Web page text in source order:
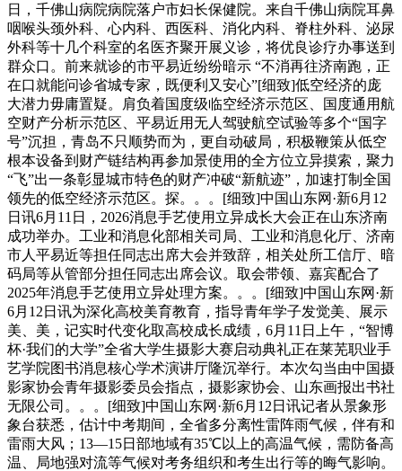
日，千佛山病院病院落户市妇长保健院。来自千佛山病院耳鼻
咽喉头颈外科、心内科、西医科、消化内科、脊柱外科、泌尿
外科等十几个科室的名医齐聚开展义诊，将优良诊疗办事送到
群众口。前来就诊的市平易近纷纷暗示 “不消再往济南跑，正
在口就能问诊省城专家，既便利又安心”[细致]低空经济的庞
大潜力毋庸置疑。肩负着国度级临空经济示范区、国度通用航
空财产分析示范区、平易近用无人驾驶航空试验等多个“国字
号”沉担，青岛不只顺势而为，更自动破局，积极鞭策从低空
根本设备到财产链结构再参加景使用的全方位立异摸索，聚力
“飞”出一条彰显城市特色的财产冲破“新航迹”，加速打制全国
领先的低空经济示范区。探。。。[细致]中国山东网·新6月12
日讯6月11日，2026消息手艺使用立异成长大会正在山东济南
成功举办。工业和消息化部相关司局、工业和消息化厅、济南
市人平易近等担任同志出席大会并致辞，相关处所工信厅、暗
码局等从管部分担任同志出席会议。取会带领、嘉宾配合了
2025年消息手艺使用立异处理方案。。。[细致]中国山东网·新
6月12日讯为深化高校美育教育，指导青年学子发觉美、展示
美、美，记实时代变化取高校成长成绩，6月11日上午，“智博
杯·我们的大学”全省大学生摄影大赛启动典礼正在莱芜职业手
艺学院图书消息核心学术演讲厅隆沉举行。本次勾当由中国摄
影家协会青年摄影委员会指点，摄影家协会、山东画报出书社
无限公司。。。[细致]中国山东网·新6月12日讯记者从景象形
象台获悉，估计中考期间，全省多分离性雷阵雨气候，伴有和
雷雨大风；13—15日部地域有35℃以上的高温气候，需防备高
温、局地强对流等气候对考务组织和考生出行等的晦气影响。